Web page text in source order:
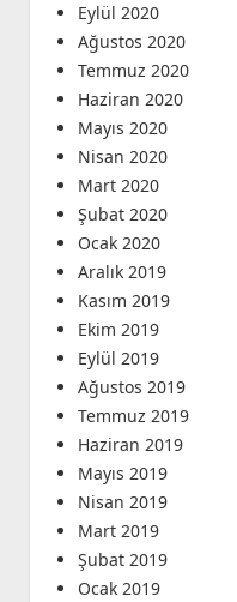
Eylül 2020
Ağustos 2020
Temmuz 2020
Haziran 2020
Mayıs 2020
Nisan 2020
Mart 2020
Şubat 2020
Ocak 2020
Aralık 2019
Kasım 2019
Ekim 2019
Eylül 2019
Ağustos 2019
Temmuz 2019
Haziran 2019
Mayıs 2019
Nisan 2019
Mart 2019
Şubat 2019
Ocak 2019